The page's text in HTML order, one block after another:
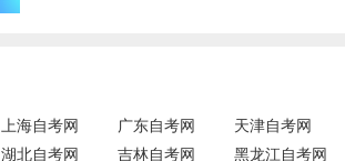
上海自考网 广东自考网
天津自考网
湖北自考网 吉林自考网 黑龙江自考网